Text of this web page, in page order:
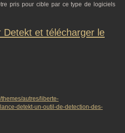
pris pour cible par ce type de logiciels
Detekt et télécharger le
themes/autres/liberte-
detekt-un-outil-de-detection-des-